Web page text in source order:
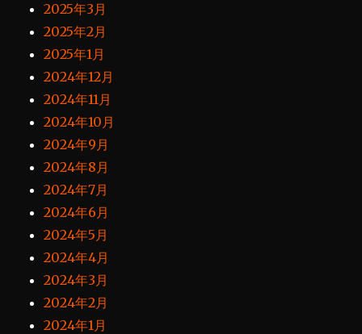
2025年3月
2025年2月
2025年1月
2024年12月
2024年11月
2024年10月
2024年9月
2024年8月
2024年7月
2024年6月
2024年5月
2024年4月
2024年3月
2024年2月
2024年1月